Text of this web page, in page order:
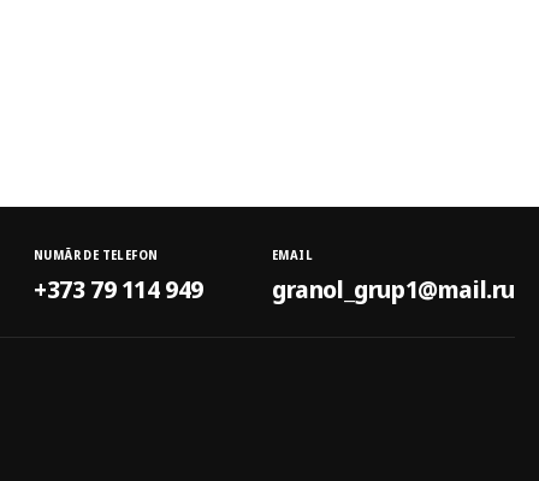
NUMĂR DE TELEFON
+373 79 114 949
EMAIL
granol_grup1@mail.ru